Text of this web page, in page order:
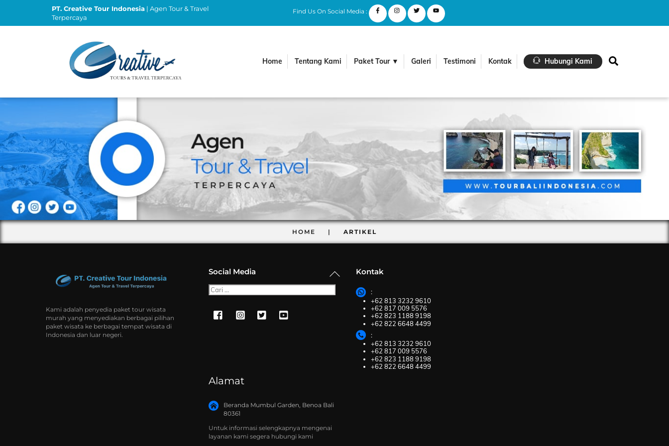
content
PT. Creative Tour Indonesia | Agen Tour & Travel
Terpercaya
Find Us On Social Media :
Home Tentang Kami Paket Tour ▼ Galeri Testimoni Kontak Hubungi Kami
HOME | ARTIKEL
Back
To
Top
Kami adalah penyedia paket tour wisata
murah yang menyediakan berbagai pilihan
paket wisata ke berbagai tempat wisata di
Indonesia dan luar negeri.
Social Media
Cari
Kontak
:
+62 813 3232 9610
+62 817 009 5576
+62 823 1188 9198
+62 822 6648 4499
:
+62 813 3232 9610
+62 817 009 5576
+62 823 1188 9198
+62 822 6648 4499
Alamat
Beranda Mumbul Garden, Benoa Bali
80361
Untuk informasi selengkapnya mengenai
layanan kami segera hubungi kami